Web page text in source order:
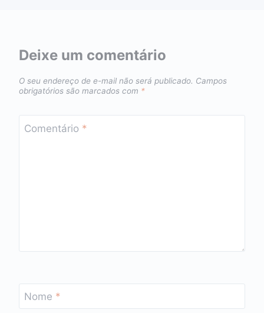
Deixe um comentário
O seu endereço de e-mail não será publicado. Campos
obrigatórios são marcados com *
Comentário *
Nome *